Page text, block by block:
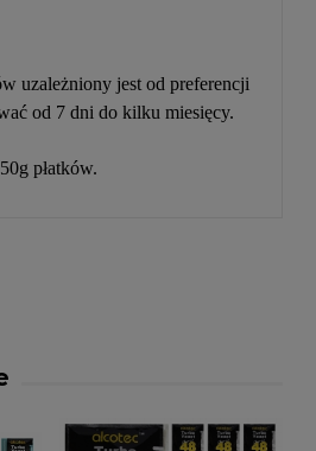
uzależniony jest od preferencji
od 7 dni do kilku miesięcy.
płatków.